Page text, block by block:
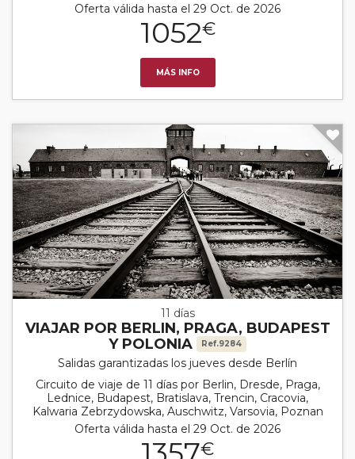
Oferta válida hasta el 29 Oct. de 2026
1052€
MÁS INFO
11 días
VIAJAR POR BERLIN, PRAGA, BUDAPEST
Y POLONIA
Ref.9284
Salidas garantizadas los jueves desde Berlín
Circuito de viaje de 11 días por Berlin, Dresde, Praga,
Lednice, Budapest, Bratislava, Trencin, Cracovia,
Kalwaria Zebrzydowska, Auschwitz, Varsovia, Poznan
Oferta válida hasta el 29 Oct. de 2026
€